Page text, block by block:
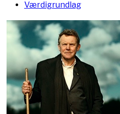
Værdigrundlag